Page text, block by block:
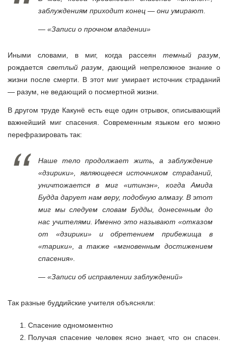
заблуждениям приходит конец — они умирают.
— «Записи о прочном владении»
Иными словами, в миг, когда рассеян темный разум
рождается светлый разум , дающий непреложное знание о
жизни после смерти. В этот миг умирает источник страданий
— разум, не ведающий о посмертной жизни.
В другом труде Какунё есть еще один отрывок, описывающий
важнейший миг спасения. Современным языком его можно
перефразировать так:
Наше тело продолжает жить, а заблуждение
«дзирики», являющееся источником страданий,
уничтожается в миг «итинэн», когда Амида
Будда дарует нам веру, подобную алмазу. В этот
миг мы следуем словам Будды, донесенным до
нас учителями. Именно это называют «отказом
от «дзирики» и обретением прибежища в
«тарики», а также «мгновенным достижением
спасения».
— «Записи об исправлении заблуждений»
Так разные буддийские учителя объясняли:
Спасение одномоментно
Получая спасение человек ясно знает, что он спасен.